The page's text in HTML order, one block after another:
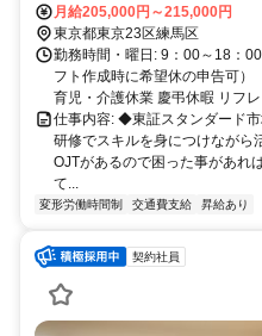
徒歩5分 ●東武東上線「下赤塚駅
月給205,000円～215,000円
東京都東京23区練馬区
勤務時間・曜日: 9：00～18：
フト作成時に希望休の申告可）
育児・介護休業 慶弔休暇 リフ
仕事内容: ◆東証スタンダード
研修でスキルを身につけながら
OJTがあるので困った事があれ
て...
変形労働時間制 交通費支給 昇給あり
契約社員